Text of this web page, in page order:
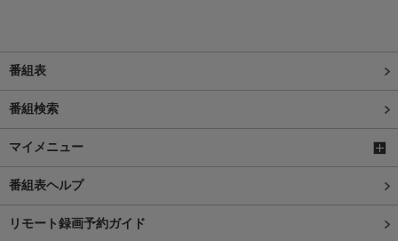
番組表
番組検索
マイメニュー
番組表ヘルプ
リモート録画予約ガイド